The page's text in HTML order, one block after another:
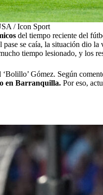
/ Icon Sport
del tiempo reciente del
se caía, la situación dio la
tiempo lesionado, y los
Gómez. Según
en Barranquilla. Por eso,